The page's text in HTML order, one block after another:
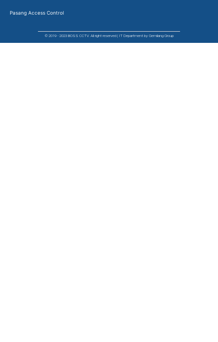
Pasang Access Control
© 2019 - 2023 BOSS CCTV. All right reserved | IT Department by Gemilang Group